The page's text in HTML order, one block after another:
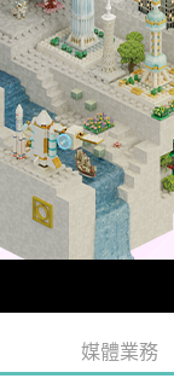
媒體業務